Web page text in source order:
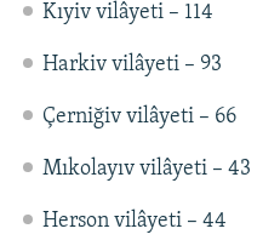
Kıyiv vilâyeti – 114
Harkiv vilâyeti – 93
Çerniğiv vilâyeti – 66
Mıkolayıv vilâyeti – 43
Herson vilâyeti – 44